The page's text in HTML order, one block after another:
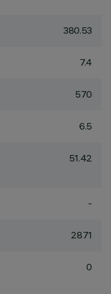
380.53
7.4
570
6.5
51.42
-
2871
0